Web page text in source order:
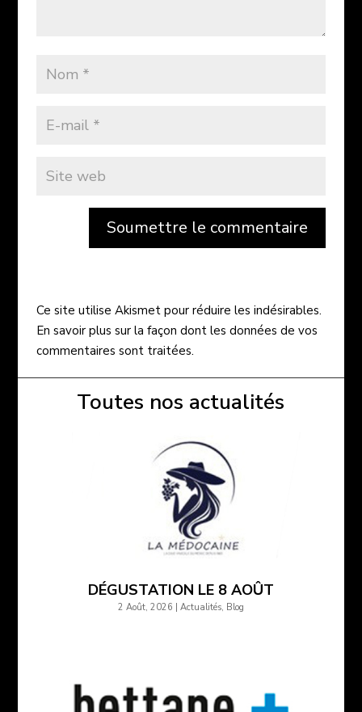
Soumettre le commentaire
Ce site utilise Akismet pour réduire les indésirables.
En savoir plus sur la façon dont les données de vos
commentaires sont traitées.
Toutes nos actualités
DÉGUSTATION LE 8 AOÛT
2 Août, 2026 Actualités, Blog